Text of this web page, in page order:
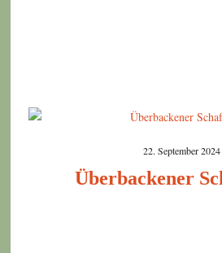
22. September 2024
Überbackener